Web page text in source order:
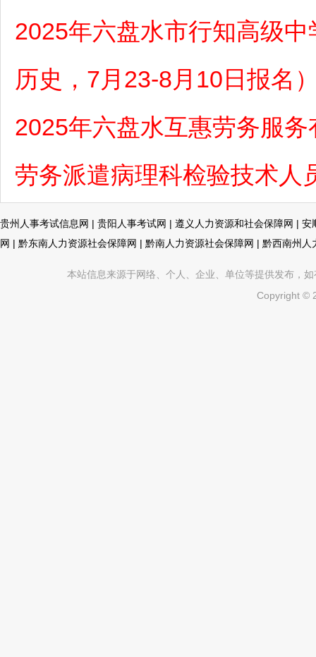
2025年六盘水市行知高级
历史，7月23-8月10日报名
2025年六盘水互惠劳务服
劳务派遣病理科检验技术人
贵州人事考试信息网 | 贵阳人事考试网 | 遵义人力资源和社会保障网 | 安
网 | 黔东南人力资源社会保障网 | 黔南人力资源社会保障网 | 黔西南州人
本站信息来源于网络、个人、企业、单位等提供发布，
Copyright ©